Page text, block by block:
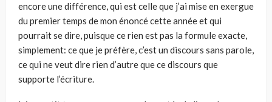
encore une différence, qui est celle que j’ai mise en exergue
du premier temps de mon énoncé cette année et qui
pourrait se dire, puisque ce rien est pas la formule exacte,
simplement: ce que je préfère, c’est un discours sans parole,
ce qui ne veut dire rien d’autre que ce discours que
supporte l’écriture.